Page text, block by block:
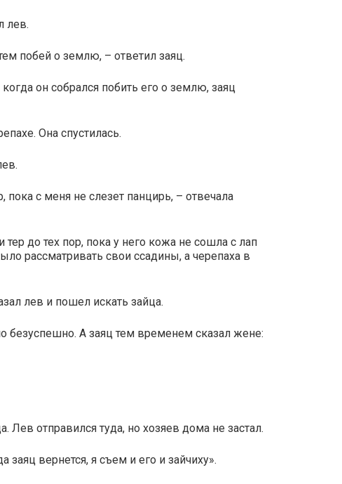
лев.
побей о землю, – ответил заяц.
он собрался побить его о землю, заяц
Она спустилась.
с меня не слезет панцирь, – отвечала
до тех пор, пока у него кожа не сошла с лап
рассматривать свои ссадины, а черепаха в
лев и пошел искать зайца.
безуспешно. А заяц тем временем сказал жене:
отправился туда, но хозяев дома не застал.
заяц вернется, я съем и его и зайчиху».